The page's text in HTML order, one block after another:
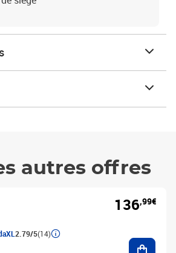
autres offres
2.79/5(14)
136,99€